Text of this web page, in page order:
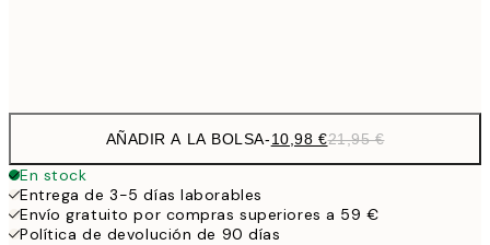
AÑADIR A LA BOLSA-10,98 €21,95 €
En stock
Entrega de 3-5 días laborables
Envío gratuito por compras superiores a 59 €
Política de devolución de 90 días